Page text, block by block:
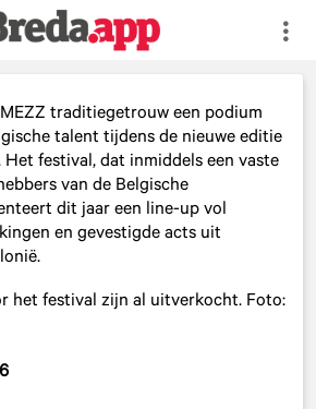
traditiegetrouw een podium
talent tijdens de nieuwe editie
Het festival, dat inmiddels een vaste
van de Belgische
dit jaar een line-up vol
en gevestigde acts uit
het festival zijn al uitverkocht. Foto: